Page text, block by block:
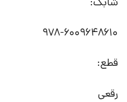
978-6009648610
قطع:
رقعی